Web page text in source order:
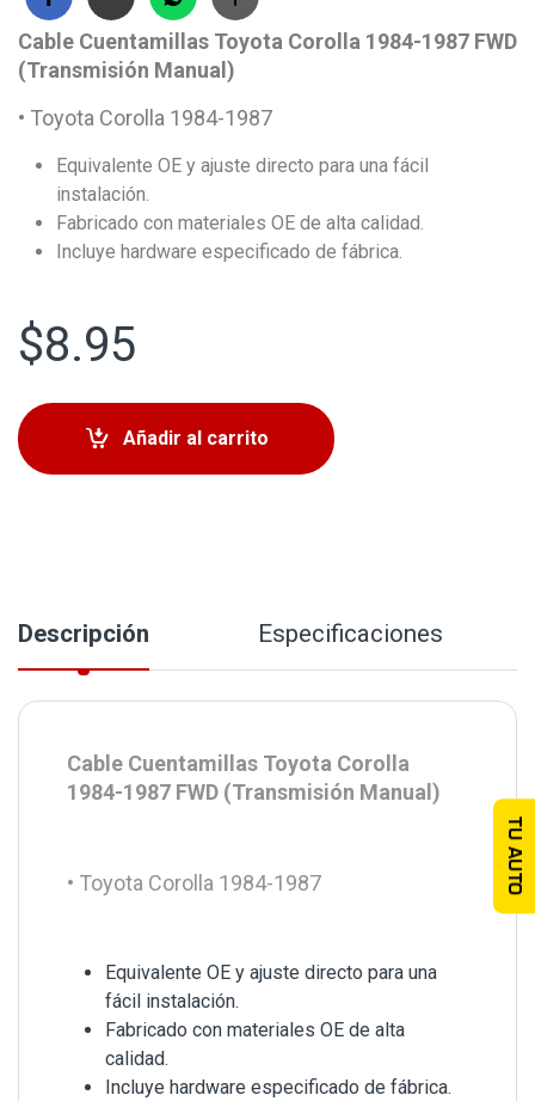
Cable Cuentamillas Toyota Corolla 1984-1987 FWD
(Transmisión Manual)
• Toyota Corolla 1984-1987
Equivalente OE y ajuste directo para una fácil
instalación.
Fabricado con materiales OE de alta calidad.
Incluye hardware especificado de fábrica.
$8.95
Añadir al carrito
Descripción Especificaciones
Cable Cuentamillas Toyota Corolla
1984-1987 FWD (Transmisión Manual)
• Toyota Corolla 1984-1987
Equivalente OE y ajuste directo para una
fácil instalación.
Fabricado con materiales OE de alta
calidad.
Incluye hardware especificado de fábrica.
TU AUTO